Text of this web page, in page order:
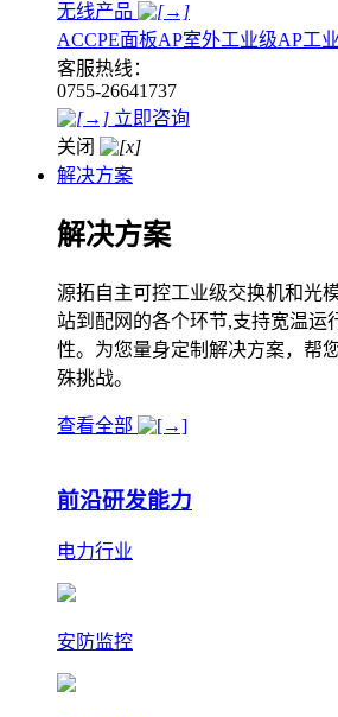
无线产品
ACCPE面板AP室外工业级AP工
客服热线：
0755-26641737
立即咨询
关闭
解决方案
解决方案
源拓自主可控工业级交换机和光
站到配网的各个环节,支持宽温运
性。为您量身定制解决方案，帮
殊挑战。
查看全部
前沿研发能力
电力行业
安防监控